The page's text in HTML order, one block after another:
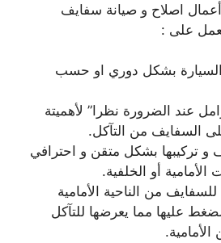
اصلاح و صيانة سفايف
على :
بشكل دوري او حسب
عند الضرورة نظرا” لأهميتة
السفايف من التآكل.
و تركيبها بشكل متقن و احترافي
الأمامية أو الخلفية.
من الناحية الأمامية
عليها مما يعرضها للتآكل